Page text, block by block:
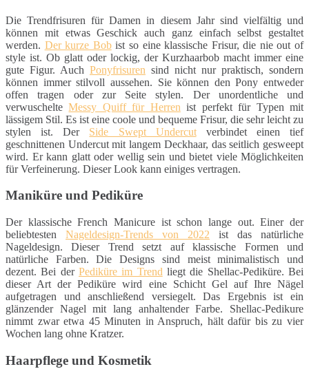
Die Trendfrisuren für Damen in diesem Jahr sind vielfältig und
können mit etwas Geschick auch ganz einfach selbst gestaltet
werden. Der kurze Bobist so eine klassische Frisur, die nie out of
style ist. Ob glatt oder lockig, der Kurzhaarbob macht immer eine
gute Figur. Auch Ponyfrisuren sind nicht nur praktisch, sondern
können immer stilvoll aussehen. Sie können den Pony entweder
offen tragen oder zur Seite stylen. Der unordentliche und
verwuschelteMessy Quiff für Herren ist perfekt für Typen mit
lässigem Stil. Es ist eine coole und bequeme Frisur, die sehr leicht zu
stylen ist. Der Side Swept Undercutverbindet einen tief
geschnittenen Undercut mit langem Deckhaar, das seitlich gesweept
wird. Er kann glatt oder wellig sein und bietet viele Möglichkeiten
für Verfeinerung. Dieser Look kann einiges vertragen.
Maniküre und Pediküre
Der klassische French Manicure ist schon lange out. Einer der
beliebtesten Nageldesign-Trends von 2022 ist das natürliche
Nageldesign. Dieser Trend setzt auf klassische Formen und
natürliche Farben. Die Designs sind meist minimalistisch und
dezent. Bei der Pediküre im Trend liegt die Shellac-Pediküre. Bei
dieser Art der Pediküre wird eine Schicht Gel auf Ihre Nägel
aufgetragen und anschließend versiegelt. Das Ergebnis ist ein
glänzender Nagel mit lang anhaltender Farbe. Shellac-Pedikure
nimmt zwar etwa 45 Minuten in Anspruch, hält dafür bis zu vier
Wochen lang ohne Kratzer.
Haarpflege und Kosmetik